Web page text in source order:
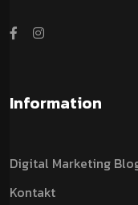
Information
Digital Marketing
Kontakt